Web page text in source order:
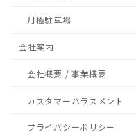
月極駐車場
会社案内
会社概要 / 事業概要
カスタマーハラスメント
プライバシーポリシー